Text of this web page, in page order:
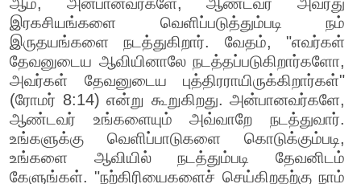
இரகசியங்களை வெளிப்படுத்தும்படி நம்
இருதயங்களை நடத்துகிறார். வேதம், "எவர்கள்
தேவனுடைய ஆவியினாலே நடத்தப்படுகிறார்களோ,
அவர்கள் தேவனுடைய புத்திரராயிருக்கிறார்கள்"
(ரோமர் 8:14) என்று கூறுகிறது. அன்பானவர்களே,
ஆண்டவர் உங்களையும் அவ்வாறே நடத்துவார்.
உங்களுக்கு வெளிப்பாடுகளை கொடுக்கும்படி,
உங்களை ஆவியில் நடத்தும்படி தேவனிடம்
கேளுங்கள். "நற்கிரியைகளைச் செய்கிறதற்கு நாம்